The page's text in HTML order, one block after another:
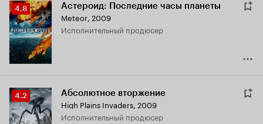
Рейтинг
Кинопоиска
4.8
4.8 Астероид: Последние часы планеты
Meteor, 2009
исполнительный продюсер
Рейтинг
Кинопоиска
4.2
4.2 Абсолютное вторжение
High Plains Invaders, 2009
исполнительный продюсер